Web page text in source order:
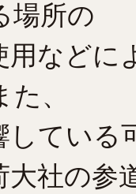
場所の
用などに
、
している
大社の参